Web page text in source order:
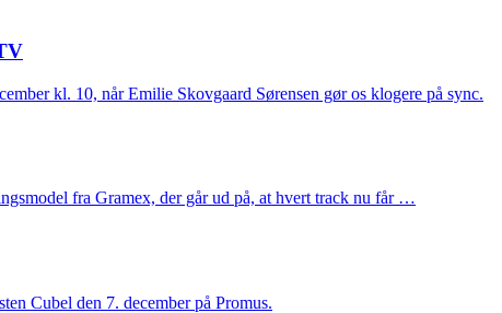
kl. 10, når Emilie Skovgaard Sørensen gør os klogere på sync.
fra Gramex, der går ud på, at hvert track nu får …
Cubel den 7. december på Promus.